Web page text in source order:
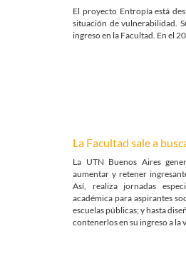
El proyecto Entropía está
situación de vulnerabilidad.
ingreso en la Facultad. En el
La Facultad sale a
La UTN Buenos Aires
aumentar y retener
Así, realiza jornadas
académica para aspirantes
escuelas públicas; y hasta
contenerlos en su ingreso a